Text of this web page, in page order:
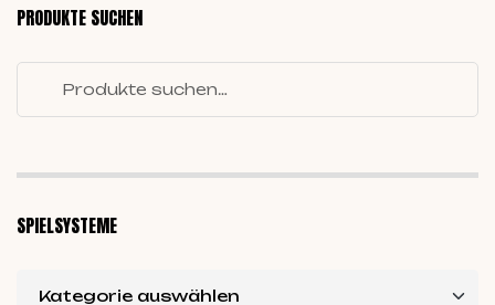
PRODUKTE SUCHEN
SPIELSYSTEME